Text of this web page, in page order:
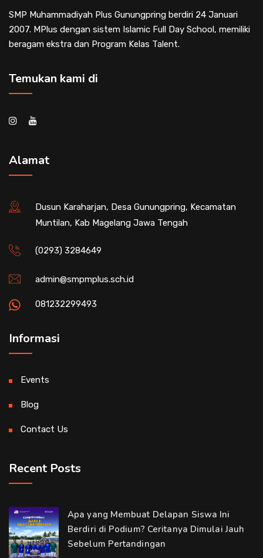
SMP Muhammadiyah Plus Gunungpring berdiri 24 Januari
2007. MPlus dengan sistem Islamic Full Day School, memiliki
beragam ekstra dan Program Kelas Talent.
Temukan kami di
Alamat
Dusun Karaharjan, Desa Gunungpring, Kecamatan
Muntilan, Kab Magelang Jawa Tengah
(0293) 3284649
admin@smpmplus.sch.id
081232299493
Informasi
Events
Blog
Contact Us
Recent Posts
Apa yang Membuat Delapan Siswa Ini
Berdiri di Podium? Ceritanya Dimulai Jauh
Sebelum Pertandingan